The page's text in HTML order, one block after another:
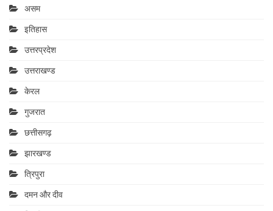
असम
इतिहास
उत्तरप्रदेश
उत्तराखण्ड
केरल
गुजरात
छत्तीसगढ़
झारखण्ड
त्रिपुरा
दमन और दीव